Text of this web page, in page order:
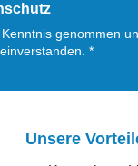
genommen
*
Unsere